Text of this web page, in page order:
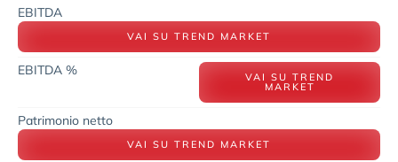
EBITDA
VAI SU TREND MARKET
EBITDA % VAI SU TREND
MARKET
Patrimonio netto
VAI SU TREND MARKET